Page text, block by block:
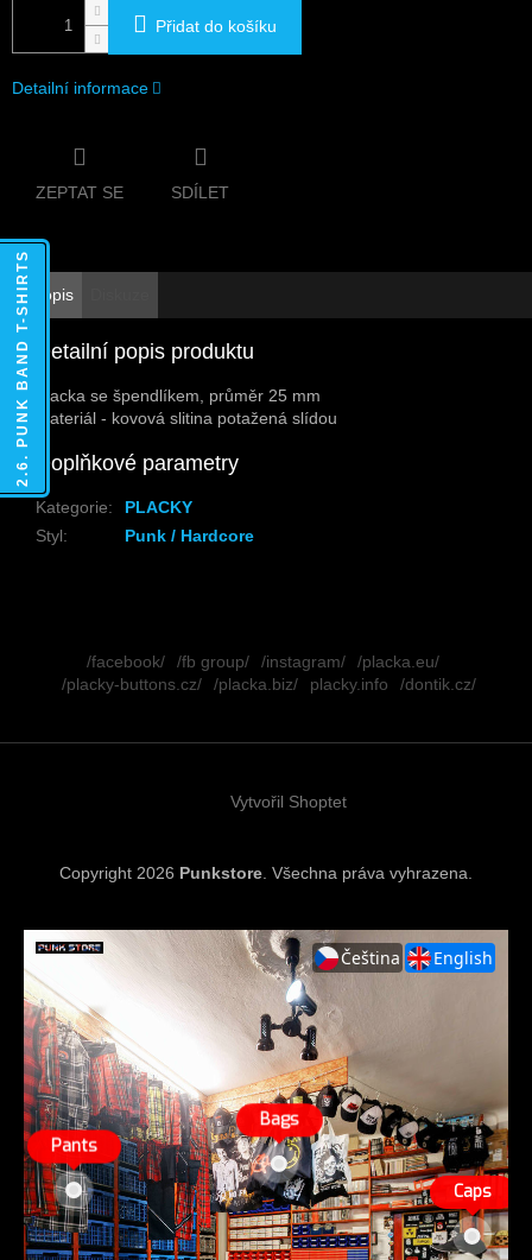
Přidat do košíku
Detailní informace
ZEPTAT SE SDÍLET
Popis
Detailní popis produktu
Placka se špendlíkem, průměr 25 mm
Materiál - kovová slitina potažená slídou
Doplňkové parametry
Kategorie:
PLACKY
Styl: Punk / Hardcore
/facebook/ /fb group/ /instagram/
/placka.eu/
/placky-buttons.cz/
/placka.biz/ placky.info /dontik.cz/
Vytvořil Shoptet
Copyright 2026 Punkstore . Všechna práva vyhrazena.
2.6. PUNK BAND T-SHIRTS